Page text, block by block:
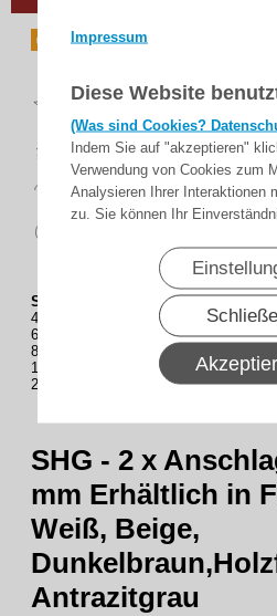
Impressum
Diese Website
(Was sind Cookies?
Indem Sie auf "akzeptieren"
Verwendung von Cookies zum
Analysieren Ihrer Interaktionen
zu. Sie können Ihr
Top
schnelle
Lieferung
14 Tage
Rückgaberecht
sicher
Staffelung (Stück)
4
6
8
10
20
SHG - 2 x
mm Erhältlich in
Weiß, Beige,
Antrazitgrau